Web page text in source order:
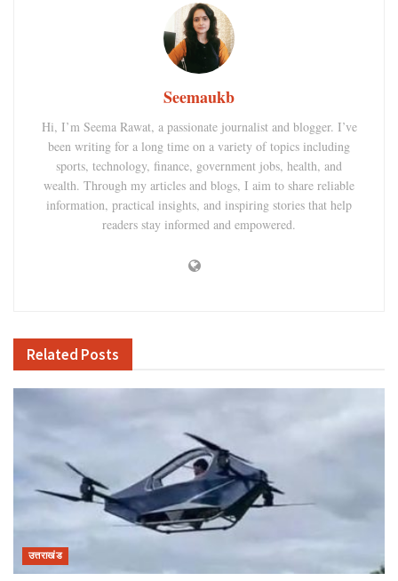
Seemaukb
Hi, I’m Seema Rawat, a passionate journalist and blogger. I’ve
been writing for a long time on a variety of topics including
sports, technology, finance, government jobs, health, and
wealth. Through my articles and blogs, I aim to share reliable
information, practical insights, and inspiring stories that help
readers stay informed and empowered.
Related Posts
उत्तराखंड